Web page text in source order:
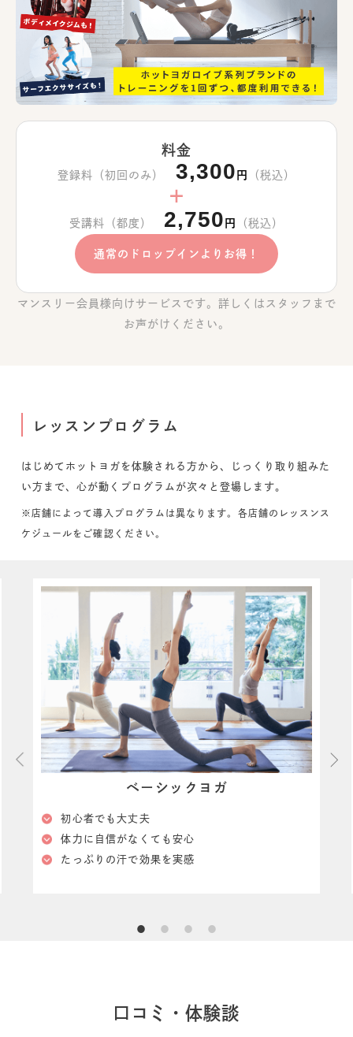
料金
登録料（初回のみ） 3,300 円 （税込）
＋
受講料（都度） 2,750 円 （税込）
通常のドロップインよりお得！
マンスリー会員様向けサービスです。詳しくはスタッフまで
お声がけください。
レッスンプログラム
はじめてホットヨガを体験される方から、じっくり取り組みた
い方まで、心が動くプログラムが次々と登場します。
※店舗によって導入プログラムは異なります。各店舗のレッスンス
ケジュールをご確認ください。
ベーシックヨガ
初心者でも大丈夫
体⼒に⾃信がなくても安⼼
たっぷりの汗で効果を実感
口コミ・体験談